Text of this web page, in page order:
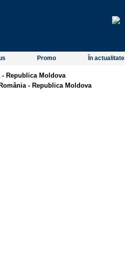
Promo În actualitate
- Republica Moldova
România - Republica Moldova